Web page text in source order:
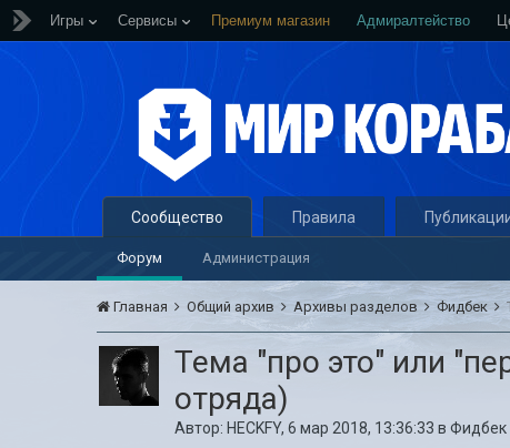
Игры Сервисы Премиум магазин Адмиралтейство
Сообщество
Форум Администрация
Правила
Главная Общий архив Архивы разделов Фидбек
Тема "про это" или
отряда)
Автор: HECKFY,6 мар 2018, 13:36:33 вФидбек